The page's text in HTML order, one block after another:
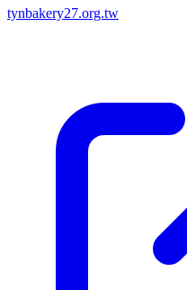
tynbakery27.org.tw